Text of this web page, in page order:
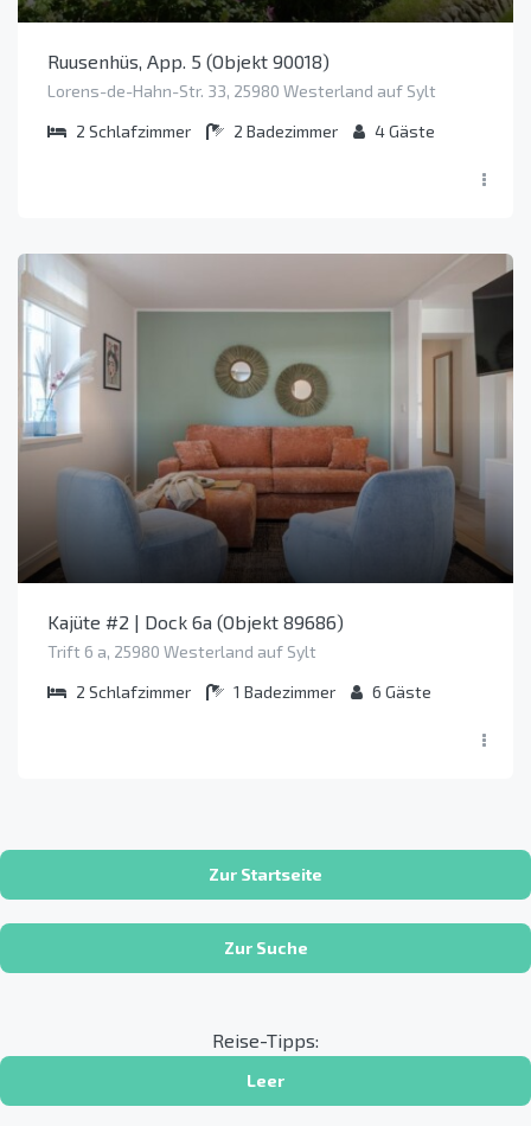
Ruusenhüs, App. 5 (Objekt 90018)
Lorens-de-Hahn-Str. 33, 25980 Westerland auf Sylt
2 Schlafzimmer 2 Badezimmer 4Gäste
Kajüte #2 | Dock 6a (Objekt 89686)
Trift 6 a, 25980 Westerland auf Sylt
2 Schlafzimmer 1 Badezimmer 6 Gäste
Zur Startseite
Zur Suche
Reise-Tipps:
Leer